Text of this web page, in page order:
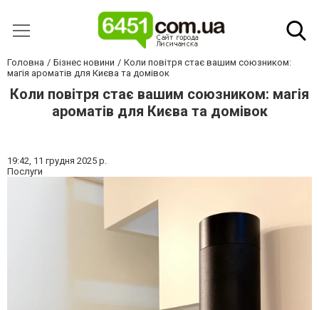
Головна Бізнес новини
Коли повітря стає вашим союзником:
магія ароматів для Києва та домівок
Коли повітря стає вашим союзником: магія
ароматів для Києва та домівок
19:42, 11 грудня 2025 р.
Послуги